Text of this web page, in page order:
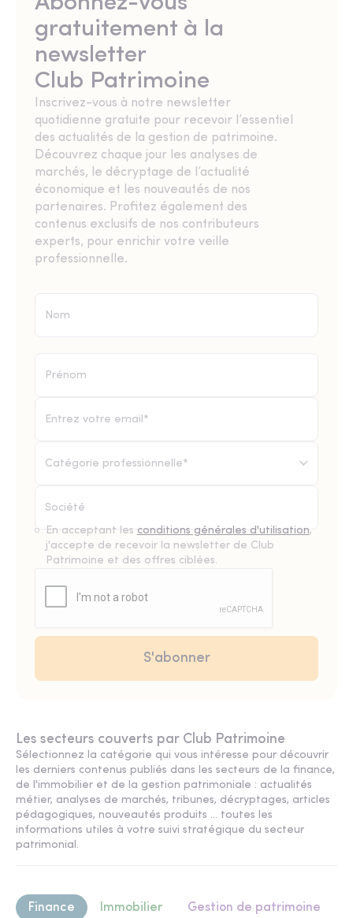
gratuitement à la
newsletter
Club Patrimoine
Inscrivez-vous à notre newsletter
quotidienne gratuite pour recevoir l’essentiel
des actualités de la gestion de patrimoine.
Découvrez chaque jour les analyses de
marchés, le décryptage de l’actualité
économique et les nouveautés de nos
partenaires. Profitez également des
contenus exclusifs de nos contributeurs
experts, pour enrichir votre veille
professionnelle.
Catégorie professionnelle*
En acceptant les conditions générales d'utilisation,
j'accepte de recevoir la newsletter de Club
Patrimoine et des offres ciblées.
Les secteurs couverts par Club Patrimoine
Sélectionnez la catégorie qui vous intéresse pour découvrir
les derniers contenus publiés dans les secteurs de la finance,
de l'immobilier et de la gestion patrimoniale : actualités
métier, analyses de marchés, tribunes, décryptages, articles
pédagogiques, nouveautés produits ... toutes les
informations utiles à votre suivi stratégique du secteur
patrimonial.
Finance Immobilier Gestion de patrimoine